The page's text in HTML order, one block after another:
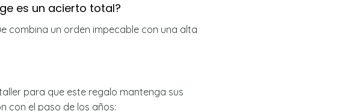
es un acierto total?
combina un orden impecable con una alta
para que este regalo mantenga sus
con el paso de los años: